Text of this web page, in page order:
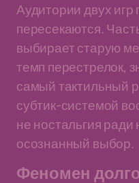
Аудитории двух игр
пересекаются.
выбирает старую
темп перестрелок,
самый тактильный
субтик-системой
не ностальгия ради
осознанный выбор.
Феномен